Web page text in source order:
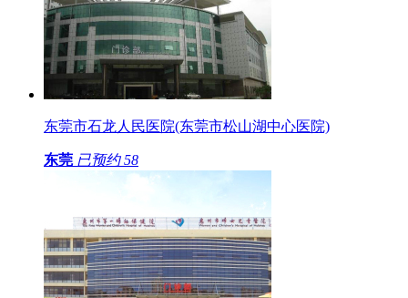
东莞市石龙人民医院(东莞市松山湖中心医院)
东莞 已预约 58